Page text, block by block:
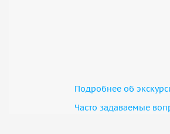
Подробнее об
Часто задаваемые